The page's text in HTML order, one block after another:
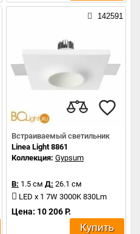
142591
Встраиваемый светильник
Linea Light 8861
Коллекция: Gypsum
В: 1.5 см Д: 26.1 см
LED x 1 7W 3000K 830Lm
Цена: 10 206 Р.
Купить